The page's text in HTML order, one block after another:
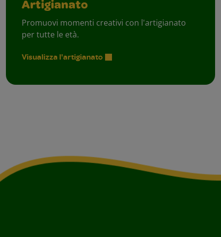
Artigianato
Promuovi momenti creativi con l'artigianato
per tutte le età.
Visualizza l'artigianato